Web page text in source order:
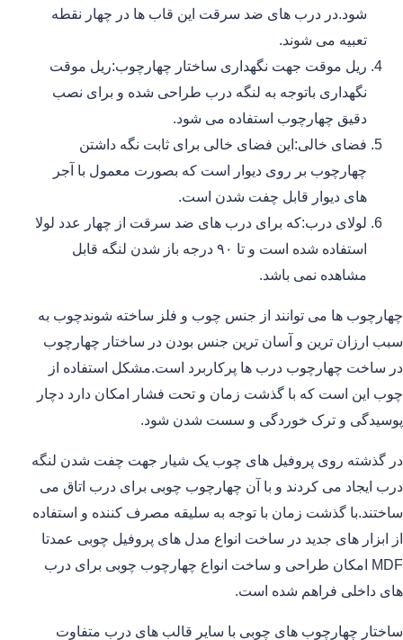
شود.در درب های ضد سرقت این قاب ها در چهار نقطه
تعبیه می شوند.
ریل موقت جهت نگهداری ساختار چهارچوب:ریل موقت
نگهداری باتوجه به لنگه درب طراحی شده و برای نصب
دقیق چهارچوب استفاده می شود.
فضای خالی:این فضای خالی برای ثابت نگه داشتن
چهارچوب بر روی دیوار است که بصورت معمول با آجر
های دیوار قابل چفت شدن است.
لولای درب:که برای درب های ضد سرقت از چهار عدد لولا
استفاده شده است و تا ۹۰ درجه باز شدن لنگه قابل
مشاهده نمی باشد.
چهارچوب ها می توانند از جنس چوب و فلز ساخته شوندچوب به
سبب ارزان ترین و آسان ترین جنس بودن در ساختار چهارچوب
در ساخت چهارچوب درب ها پرکاربرد است.مشکل استفاده از
چوب این است که با گذشت زمان و تحت فشار امکان دارد دچار
پوسیدگی و ترک خوردگی و سست شدن شود.
در گذشته روی پروفیل های چوب یک شیار جهت چفت شدن لنگه
درب ایجاد می کردند و با آن چهارچوب چوبی برای درب اتاق می
ساختند.با گذشت زمان با توجه به سلیقه مصرف کننده و استفاده
از ابزار های جدید در ساخت انواع مدل های پروفیل چوبی عمدتا
MDF امکان طراحی و ساخت انواع چهارچوب چوبی برای درب
های داخلی فراهم شده است.
ساختار چهارچوب های چوبی با سایر قالب های درب متفاوت